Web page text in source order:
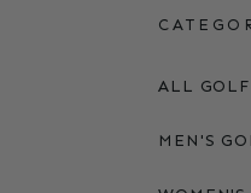
ALL GOLF
MEN'S